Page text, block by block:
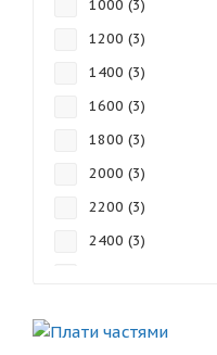
1000 (3)
1200 (3)
1400 (3)
1600 (3)
1800 (3)
2000 (3)
2200 (3)
2400 (3)
3000 (3)